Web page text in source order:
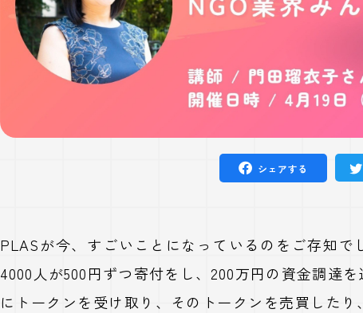
シェアする
PLASが今、すごいことになっているのをご存知で
4000 人が500円ずつ寄付をし、 200万円の資金調達
にトークンを受け取り、そのトークンを売買した